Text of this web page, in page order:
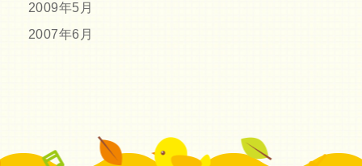
2009年5月
2007年6月